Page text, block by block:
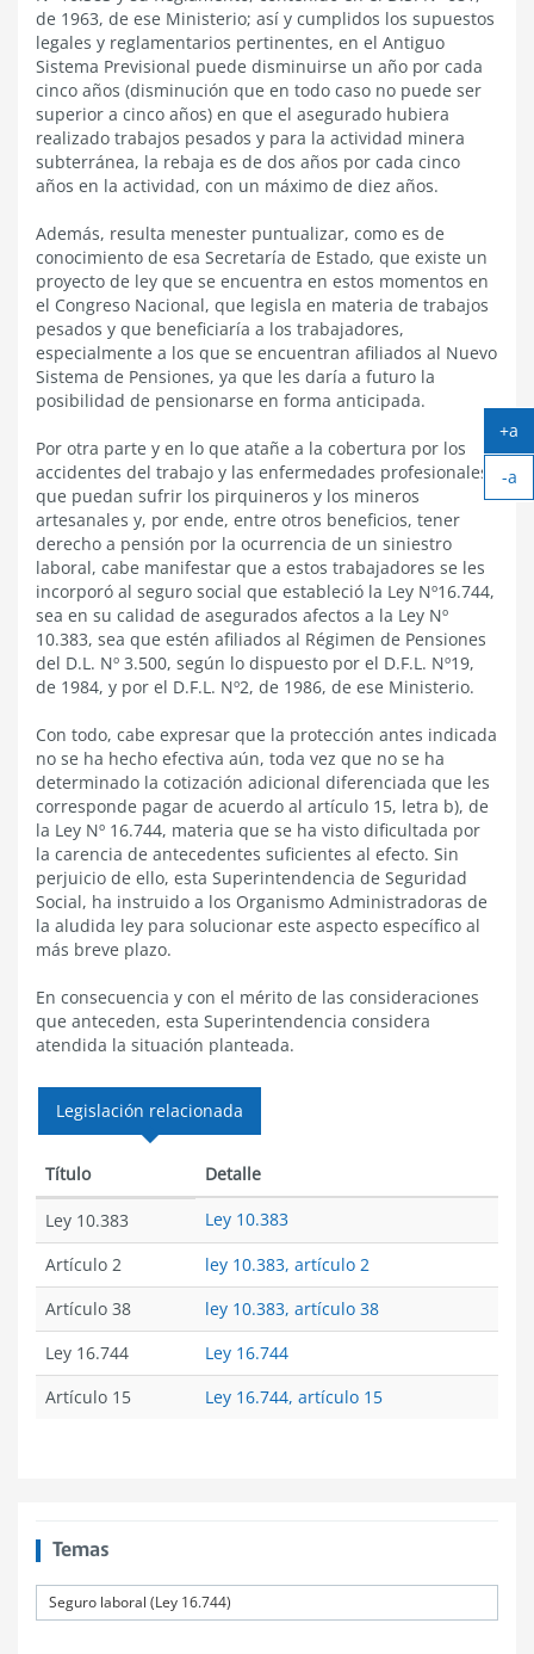
de 1963, de ese Ministerio; así y cumplidos los supuestos
legales y reglamentarios pertinentes, en el Antiguo
Sistema Previsional puede disminuirse un año por cada
cinco años (disminución que en todo caso no puede ser
superior a cinco años) en que el asegurado hubiera
realizado trabajos pesados y para la actividad minera
subterránea, la rebaja es de dos años por cada cinco
años en la actividad, con un máximo de diez años.
Además, resulta menester puntualizar, como es de
conocimiento de esa Secretaría de Estado, que existe un
proyecto de ley que se encuentra en estos momentos en
el Congreso Nacional, que legisla en materia de trabajos
pesados y que beneficiaría a los trabajadores,
especialmente a los que se encuentran afiliados al Nuevo
Sistema de Pensiones, ya que les daría a futuro la
posibilidad de pensionarse en forma anticipada.
Por otra parte y en lo que atañe a la cobertura por los
accidentes del trabajo y las enfermedades profesionales
que puedan sufrir los pirquineros y los mineros
artesanales y, por ende, entre otros beneficios, tener
derecho a pensión por la ocurrencia de un siniestro
laboral, cabe manifestar que a estos trabajadores se les
incorporó al seguro social que estableció la Ley Nº16.744,
sea en su calidad de asegurados afectos a la Ley Nº
10.383, sea que estén afiliados al Régimen de Pensiones
del D.L. Nº 3.500, según lo dispuesto por el D.F.L. Nº19,
de 1984, y por el D.F.L. Nº2, de 1986, de ese Ministerio.
Con todo, cabe expresar que la protección antes indicada
no se ha hecho efectiva aún, toda vez que no se ha
determinado la cotización adicional diferenciada que les
corresponde pagar de acuerdo al artículo 15, letra b), de
la Ley Nº 16.744, materia que se ha visto dificultada por
la carencia de antecedentes suficientes al efecto. Sin
perjuicio de ello, esta Superintendencia de Seguridad
Social, ha instruido a los Organismo Administradoras de
la aludida ley para solucionar este aspecto específico al
más breve plazo.
En consecuencia y con el mérito de las consideraciones
que anteceden, esta Superintendencia considera
atendida la situación planteada.
Legislación relacionada
Título Detalle
Ley 10.383
Ley 10.383
Artículo 2
ley 10.383, artículo 2
Artículo 38
ley 10.383, artículo 38
Ley 16.744
Ley 16.744
Artículo 15
Ley 16.744, artículo 15
Temas
Seguro laboral (Ley 16.744)
+a
-a